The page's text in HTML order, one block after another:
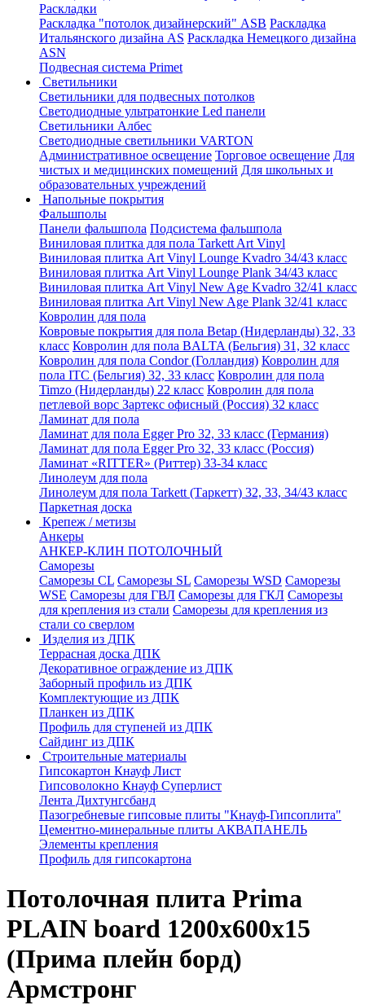
Раскладки
Раскладка "потолок дизайнерский" ASB Раскладка
Итальянского дизайна AS Раскладка Немецкого дизайна
АSN
Подвесная система Primet
Светильники
Светильники для подвесных потолков
Светодиодные ультратонкие Led панели
Светильники Албес
Светодиодные светильники VARTON
Административное освещение Торговое освещение Для
чистых и медицинских помещений Для школьных и
образовательных учреждений
Напольные покрытия
Фальшполы
Панели фальшпола Подсистема фальшпола
Виниловая плитка для пола Tarkett Art Vinyl
Виниловая плитка Art Vinyl Lounge Kvadro 34/43 класс
Виниловая плитка Art Vinyl Lounge Plank 34/43 класс
Виниловая плитка Art Vinyl New Age Kvadro 32/41 класс
Виниловая плитка Art Vinyl New Age Plank 32/41 класс
Ковролин для пола
Ковровые покрытия для пола Betap (Нидерланды) 32, 33
класс Ковролин для пола BALTA (Бельгия) 31, 32 класс
Ковролин для пола Condor (Голландия) Ковролин для
пола ITC (Бельгия) 32, 33 класс Ковролин для пола
Timzo (Нидерланды) 22 класс Ковролин для пола
петлевой ворс Зартекс офисный (Россия) 32 класс
Ламинат для пола
Ламинат для пола Egger Pro 32, 33 класс (Германия)
Ламинат для пола Egger Pro 32, 33 класс (Россия)
Ламинат «RITTER» (Риттер) 33-34 класс
Линолеум для пола
Линолеум для пола Tarkett (Таркетт) 32, 33, 34/43 класс
Паркетная доска
Крепеж / метизы
Анкеры
АНКЕР-КЛИН ПОТОЛОЧНЫЙ
Саморезы
Саморезы CL Саморезы SL Саморезы WSD Саморезы
WSE Саморезы для ГВЛ Саморезы для ГКЛ Саморезы
для крепления из стали Саморезы для крепления из
стали со сверлом
Изделия из ДПК
Террасная доска ДПК
Декоративное ограждение из ДПК
Заборный профиль из ДПК
Комплектующие из ДПК
Планкен из ДПК
Профиль для ступеней из ДПК
Сайдинг из ДПК
Строительные материалы
Гипсокартон Кнауф Лист
Гипсоволокно Кнауф Суперлист
Лента Дихтунгсбанд
Пазогребневые гипсовые плиты "Кнауф-Гипсоплита"
Цементно-минеральные плиты АКВАПАНЕЛЬ
Элементы крепления
Профиль для гипсокартона
Потолочная плита Prima
PLAIN board 1200x600x15
(Прима плейн борд)
Армстронг